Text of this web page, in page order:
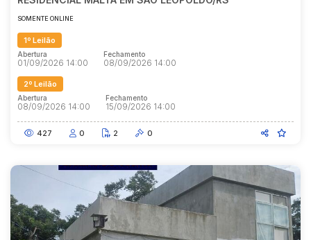
SOMENTE ONLINE
1º Leilão
Abertura
01/09/2026 14:00
Fechamento
08/09/2026 14:00
2º Leilão
Abertura
08/09/2026 14:00
Fechamento
15/09/2026 14:00
427 0 2 0